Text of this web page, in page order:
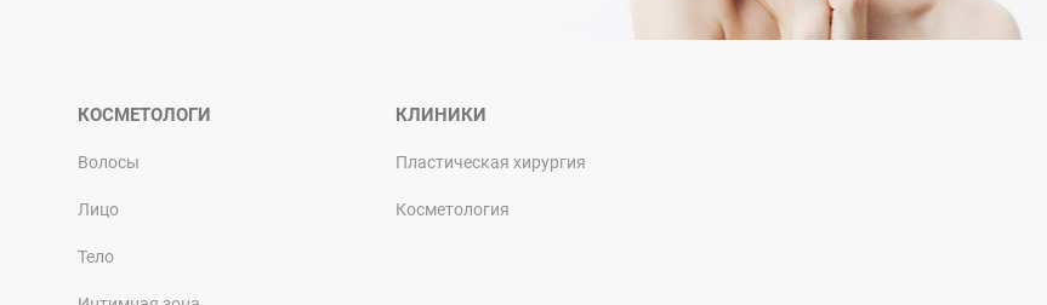
КОСМЕТОЛОГИ
Волосы
Лицо
Тело
КЛИНИКИ
Пластическая хирургия
Косметология